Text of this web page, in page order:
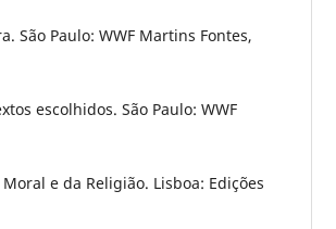
São Paulo: WWF Martins Fontes,
escolhidos. São Paulo: WWF
e da Religião. Lisboa: Edições